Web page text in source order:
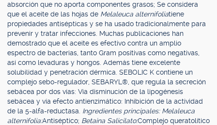
absorción que no aporta componentes grasos; Se considera
que el aceite de las hojas de Melaleuca alternifoliatiene
propiedades antisépticas y se ha usado tradicionalmente para
prevenir y tratar infecciones. Muchas publicaciones han
demostrado que el aceite es efectivo contra un amplio
espectro de bacterias, tanto Gram positivas como negativas,
así como levaduras y hongos. Además tiene excelente
solubilidad y penetración dérmica. SEBOLIC K contiene un
complejo sebo-regulador, SEBARYL®, que regula la secreción
sebácea por dos vías: Vía disminución de la lipogénesis
sebácea y vía efecto antienzimático: Inhibición de la actividad
de la 5-alfa-reductasa. Ingredientes principales: Melaleuca
alternifolia:Antiséptico; Betaina Salicilato:Complejo queratolítico